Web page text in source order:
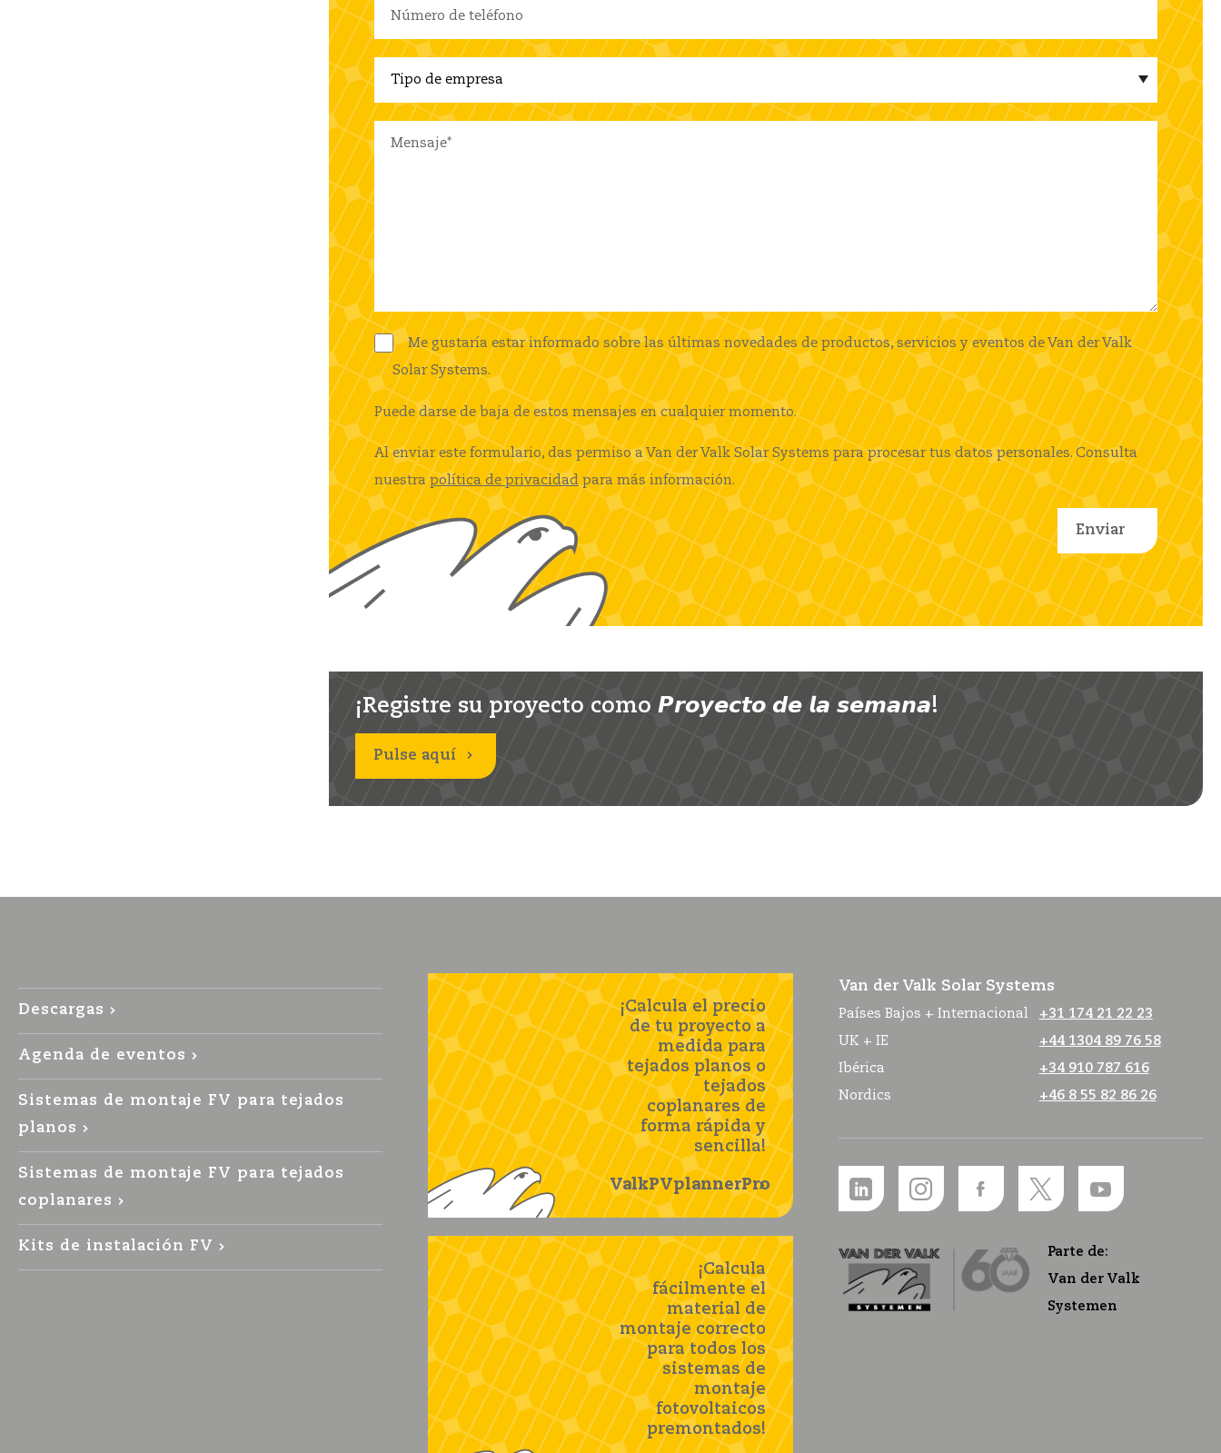
Me gustaría estar informado sobre las últimas novedades de productos, servicios y eventos de Van der Valk
Solar Systems.
Puede darse de baja de estos mensajes en cualquier momento.
Al enviar este formulario, das permiso a Van der Valk Solar Systems para procesar tus datos personales. Consulta
nuestrapolítica de privacidad para más información.
¡Registre su proyecto como 𝙋𝙧𝙤𝙮𝙚𝙘𝙩𝙤 𝙙𝙚 𝙡𝙖 𝙨𝙚𝙢𝙖𝙣𝙖!
Pulse aquí
Descargas
Agenda de eventos
Sistemas de montaje FV para tejados
planos
Sistemas de montaje FV para tejados
coplanares
Kits de instalación FV
¡Calcula el precio
de tu proyecto a
medida para
tejados planos o
tejados
coplanares de
forma rápida y
sencilla!
ValkPVplannerPro
¡Calcula
fácilmente el
material de
montaje correcto
para todos los
sistemas de
montaje
fotovoltaicos
premontados!
Van der Valk Solar Systems
Países Bajos + Internacional
+31 174 21 22 23
UK + IE
+44 1304 89 76 58
Ibérica
+34 910 787 616
Nordics
+46 8 55 82 86 26
Parte de:
Van der Valk
Systemen